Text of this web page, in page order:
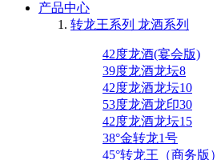
产品中心
转龙王系列 龙酒系列
42度龙酒(宴会版)
39度龙酒龙坛8
42度龙酒龙坛10
53度龙酒龙印30
42度龙酒龙坛15
38°金转龙1号
45°转龙王（商务版）